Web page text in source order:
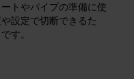
トやパイプの準備に使
設定で切断できるた
す。